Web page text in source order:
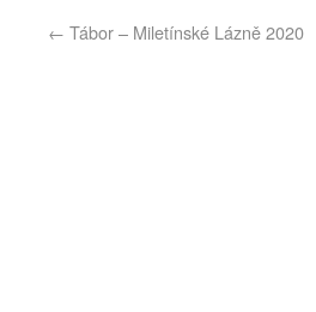
← Tábor – Miletínské Lázně 2020